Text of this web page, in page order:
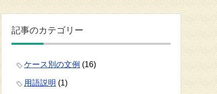
記事のカテゴリー
ケース別の文例 (16)
用語説明 (1)